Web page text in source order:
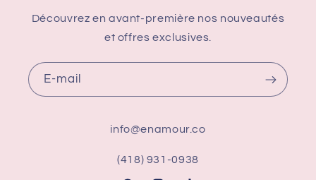
Découvrez en avant-première nos nouveautés
et offres exclusives.
E-mail
info@enamour.co
(418) 931-0938